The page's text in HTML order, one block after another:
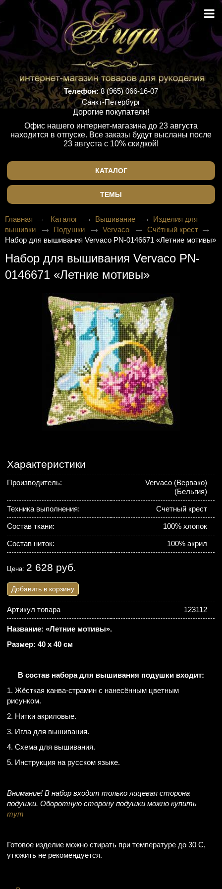
Телефон:8 (965) 066-16-07
Санкт-Петербург
Дорогие покупатели!
Офис нашего интернет-магазина до 23 августа
находится в отпуске. Все заказы будут высланы после
23 августа с 10% скидкой!
КАТАЛОГ
ТЕМЫ
Главная Каталог Вышивание
Изделия для
вышивки
Подушки Vervaco
Счётный крест
Набор для вышивания Vervaco PN-0146671 «Летние мотивы»
Набор для вышивания Vervaco PN-
0146671 «Летние мотивы»
Характеристики
Производитель:
Vervaco (Вервако)
(Бельгия)
Техника выполнения: Счетный крест
Состав ткани: 100% хлопок
Состав ниток: 100% акрил
Цена: 2 628 руб.
Добавить в корзину
Артикул товара 123112
Название: «Летние мотивы».
Размер: 40 х 40 см
В состав набора для вышивания подушки входит:
1. Жёсткая канва-страмин с нанесённым цветным
рисунком.
2. Нитки акриловые.
3. Игла для вышивания.
4. Схема для вышивания.
5. Инструкция на русском языке.
Внимание! В набор входит только лицевая сторона
подушки. Оборотную сторону подушки можно купить
тут
Готовое изделие можно стирать при температуре до 30 С,
утюжить не рекомендуется.